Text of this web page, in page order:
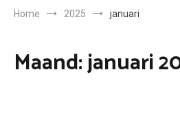
Home 2025 januari
Maand:januari